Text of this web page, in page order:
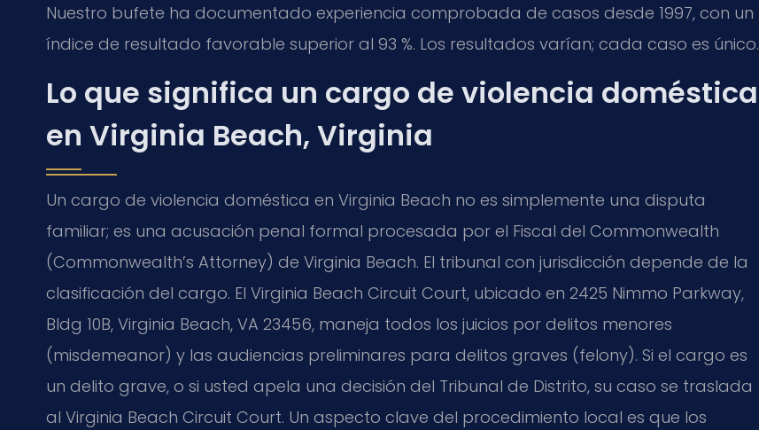
Nuestro bufete ha documentado experiencia comprobada de casos desde 1997, con un
índice de resultado favorable superior al 93 %. Los resultados varían; cada caso es único.
Lo que significa un cargo de violencia doméstica
en Virginia Beach, Virginia
Un cargo de violencia doméstica en Virginia Beach no es simplemente una disputa
familiar; es una acusación penal formal procesada por el Fiscal del Commonwealth
(Commonwealth’s Attorney) de Virginia Beach. El tribunal con jurisdicción depende de la
clasificación del cargo. El Virginia Beach Circuit Court, ubicado en 2425 Nimmo Parkway,
Bldg 10B, Virginia Beach, VA 23456, maneja todos los juicios por delitos menores
(misdemeanor) y las audiencias preliminares para delitos graves (felony). Si el cargo es
un delito grave, o si usted apela una decisión del Tribunal de Distrito, su caso se traslada
al Virginia Beach Circuit Court. Un aspecto clave del procedimiento local es que los